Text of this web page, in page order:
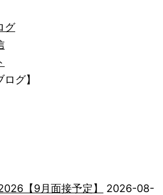
グ
グ】
【9月面接予定】
2026-08-